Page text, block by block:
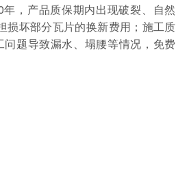
年，产品质保期内出现破裂、自然
损坏部分瓦片的换新费用；施工质
题导致漏水、塌腰等情况，免费